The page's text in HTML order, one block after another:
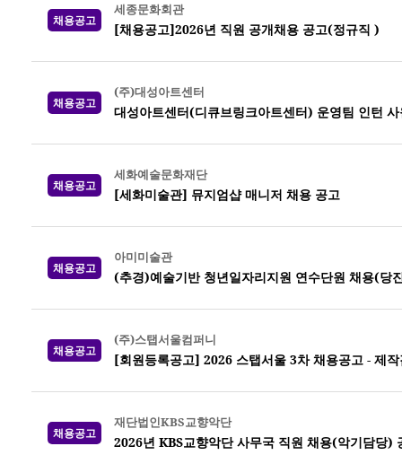
채용공고
세종문화회관
[채용공고]2026년 직원 공개채용 공고(정규직 )
채용공고
(주)대성아트센터
대성아트센터(디큐브링크아트센터) 운영팀 인턴
채용공고
세화예술문화재단
[세화미술관] 뮤지엄샵 매니저 채용 공고
채용공고
아미미술관
(추경)예술기반 청년일자리지원 연수단원 채용(당
채용공고
(주)스탭서울컴퍼니
[회원등록공고] 2026 스탭서울 3차 채용공고 - 제
채용공고
재단법인KBS교향악단
2026년 KBS교향악단 사무국 직원 채용(악기담당)